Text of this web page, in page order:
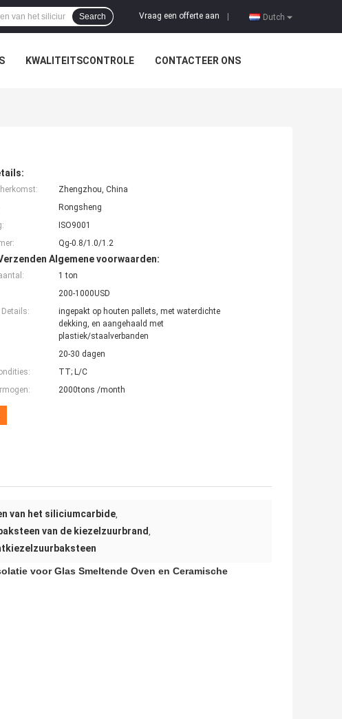
Dutch
Vraag een offerte aan
Search
KWALITEITSCONTROLE CONTACTEER ONS
Zhengzhou, China
Rongsheng
ISO9001
Qg-0.8/1.0/1.2
Algemene voorwaarden:
1 ton
200-1000USD
ingepakt op houten pallets, met waterdichte
dekking, en aangehaald met
plastiek/staalverbanden
20-30 dagen
TT; L/C
2000tons /month
van het siliciumcarbide,
van de kiezelzuurbrand,
voor Glas Smeltende Oven en Ceramische